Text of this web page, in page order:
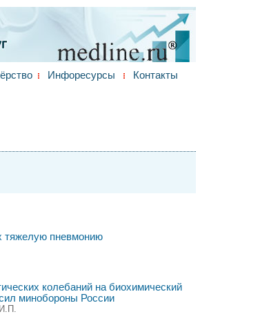
Инфоресурсы Контакты
тяжелую пневмонию
колебаний на биохимический
минобороны России